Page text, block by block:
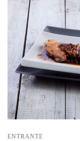
ENTRANTE